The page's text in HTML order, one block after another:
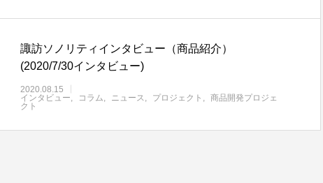
諏訪ソノリティインタビュー（商品紹介）
(2020/7/30インタビュー)
2020.08.15
インタビュー
コラム ニュース プロジェクト
商品開発プロジェ
クト